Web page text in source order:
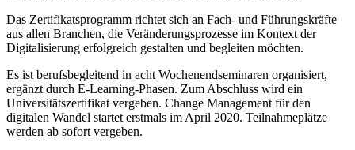
Das Zertifikatsprogramm richtet sich an Fach- und Führungskräfte
aus allen Branchen, die Veränderungsprozesse im Kontext der
Digitalisierung erfolgreich gestalten und begleiten möchten.
Es ist berufsbegleitend in acht Wochenendseminaren organisiert,
ergänzt durch E-Learning-Phasen. Zum Abschluss wird ein
Universitätszertifikat vergeben. Change Management für den
digitalen Wandel startet erstmals im April 2020. Teilnahmeplätze
werden ab sofort vergeben.